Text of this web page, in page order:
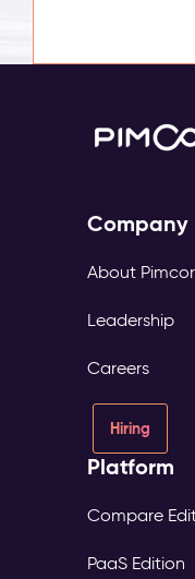
Company
About
Leadership
Careers
Hiring
Platform
Compare
PaaS Edition